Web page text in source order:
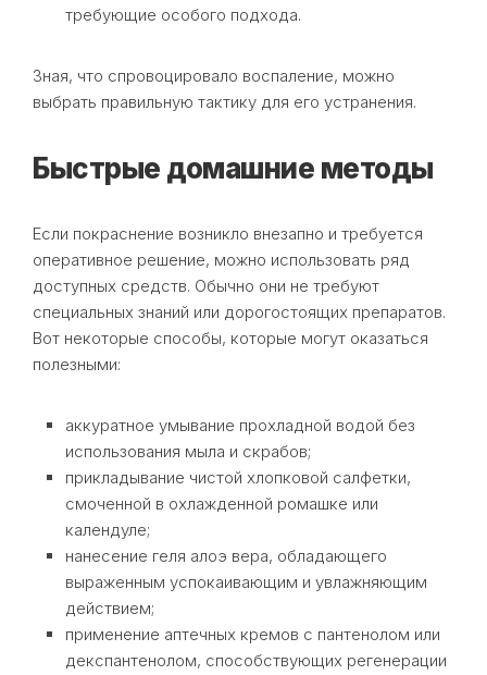
требующие особого подхода.
Зная, что спровоцировало воспаление, можно
выбрать правильную тактику для его устранения.
Быстрые домашние методы
Если покраснение возникло внезапно и требуется
оперативное решение, можно использовать ряд
доступных средств. Обычно они не требуют
специальных знаний или дорогостоящих препаратов.
Вот некоторые способы, которые могут оказаться
полезными:
аккуратное умывание прохладной водой без
использования мыла и скрабов;
прикладывание чистой хлопковой салфетки,
смоченной в охлажденной ромашке или
календуле;
нанесение геля алоэ вера, обладающего
выраженным успокаивающим и увлажняющим
действием;
применение аптечных кремов с пантенолом или
декспантенолом, способствующих регенерации